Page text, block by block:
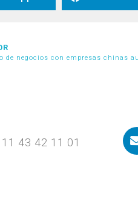
de negocios con empresas chinas
43 42 11 01